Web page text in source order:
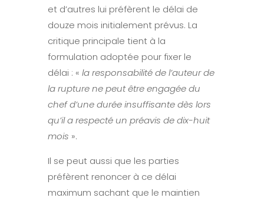
et d’autres lui préfèrent le délai de
douze mois initialement prévus. La
critique principale tient à la
formulation adoptée pour fixer le
délai : « la responsabilité de l’auteur de
la rupture ne peut être engagée du
chef d’une durée insuffisante dès lors
qu’il a respecté un préavis de dix-huit
mois ».
Il se peut aussi que les parties
préfèrent renoncer à ce délai
maximum sachant que le maintien